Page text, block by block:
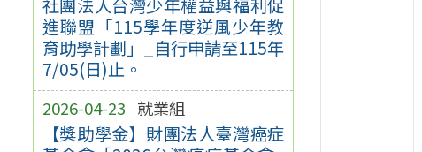
社團法人台灣少年權益與福利促
進聯盟「115學年度逆風少年教
育助學計劃」_自行申請至115年
7/05(日)止。
2026-04-23 就業組
【獎助學金】財團法人臺灣癌症